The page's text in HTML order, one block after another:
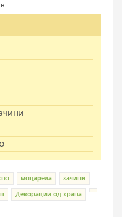
моцарела зачини
Декорации од храна